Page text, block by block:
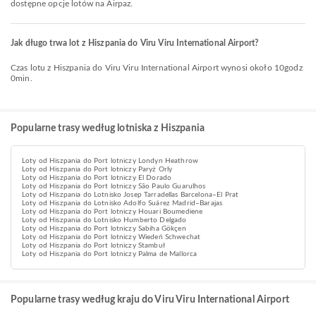
dostępne opcje lotów na Airpaz.
Jak długo trwa lot z Hiszpania do Viru Viru International Airport?
Czas lotu z Hiszpania do Viru Viru International Airport wynosi około 10godz
0min.
Popularne trasy według lotniska z Hiszpania
Loty od Hiszpania do Port lotniczy Londyn Heathrow
Loty od Hiszpania do Port lotniczy Paryż Orly
Loty od Hiszpania do Port lotniczy El Dorado
Loty od Hiszpania do Port lotniczy São Paulo Guarulhos
Loty od Hiszpania do Lotnisko Josep Tarradellas Barcelona–El Prat
Loty od Hiszpania do Lotnisko Adolfo Suárez Madrid–Barajas
Loty od Hiszpania do Port lotniczy Houari Boumediene
Loty od Hiszpania do Lotnisko Humberto Delgado
Loty od Hiszpania do Port lotniczy Sabiha Gökçen
Loty od Hiszpania do Port lotniczy Wiedeń Schwechat
Loty od Hiszpania do Port lotniczy Stambuł
Loty od Hiszpania do Port lotniczy Palma de Mallorca
Popularne trasy według kraju do Viru Viru International Airport